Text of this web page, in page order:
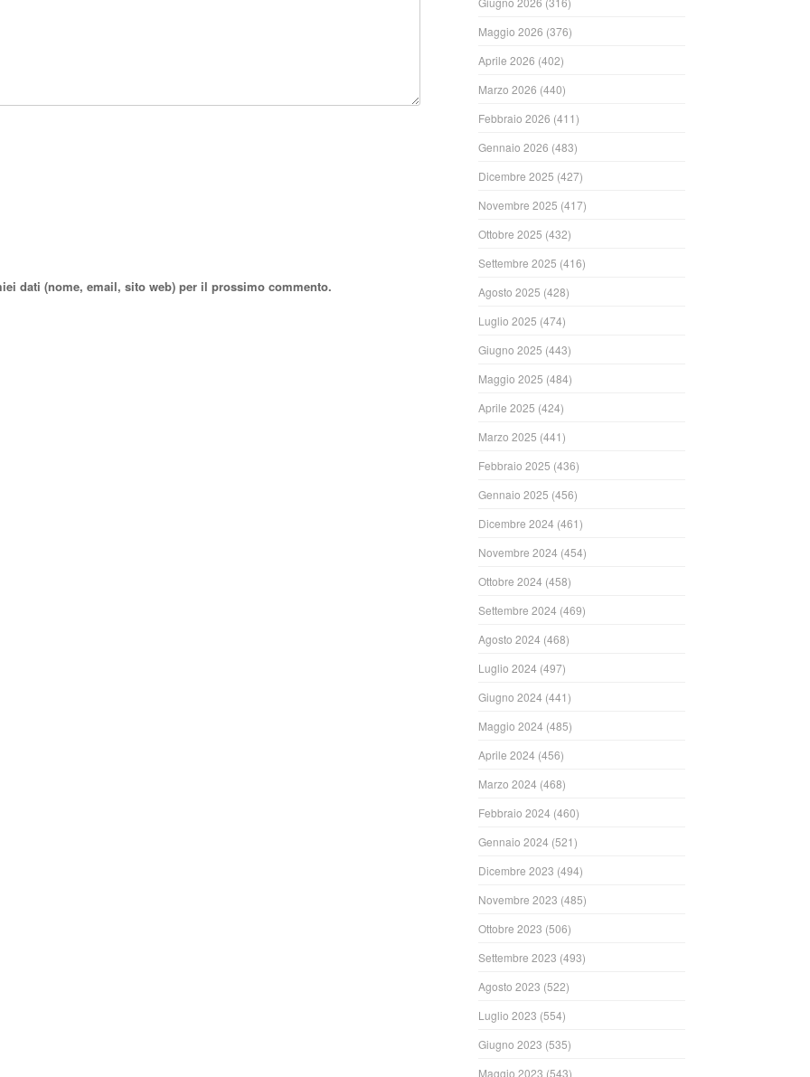
dati (nome, email, sito web) per il prossimo commento.
Maggio 2026 (376)
Aprile 2026 (402)
Marzo 2026 (440)
Febbraio 2026 (411)
Gennaio 2026 (483)
Dicembre 2025 (427)
Novembre 2025 (417)
Ottobre 2025 (432)
Settembre 2025 (416)
Agosto 2025 (428)
Luglio 2025 (474)
Giugno 2025 (443)
Maggio 2025 (484)
Aprile 2025 (424)
Marzo 2025 (441)
Febbraio 2025 (436)
Gennaio 2025 (456)
Dicembre 2024 (461)
Novembre 2024 (454)
Ottobre 2024 (458)
Settembre 2024 (469)
Agosto 2024 (468)
Luglio 2024 (497)
Giugno 2024 (441)
Maggio 2024 (485)
Aprile 2024 (456)
Marzo 2024 (468)
Febbraio 2024 (460)
Gennaio 2024 (521)
Dicembre 2023 (494)
Novembre 2023 (485)
Ottobre 2023 (506)
Settembre 2023 (493)
Agosto 2023 (522)
Luglio 2023 (554)
Giugno 2023 (535)
Maggio 2023 (543)